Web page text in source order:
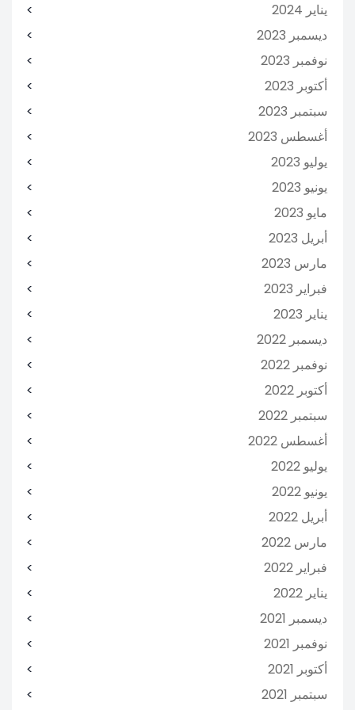
يناير 2024
ديسمبر 2023
نوفمبر 2023
أكتوبر 2023
سبتمبر 2023
أغسطس 2023
يوليو 2023
يونيو 2023
مايو 2023
أبريل 2023
مارس 2023
فبراير 2023
يناير 2023
ديسمبر 2022
نوفمبر 2022
أكتوبر 2022
سبتمبر 2022
أغسطس 2022
يوليو 2022
يونيو 2022
أبريل 2022
مارس 2022
فبراير 2022
يناير 2022
ديسمبر 2021
نوفمبر 2021
أكتوبر 2021
سبتمبر 2021